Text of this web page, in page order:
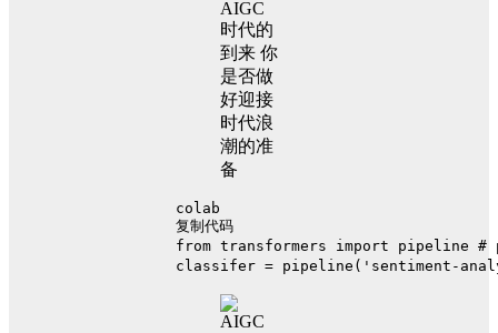
colab
复制代码
from transformers import pipeline #
classifer = pipeline('sentiment-